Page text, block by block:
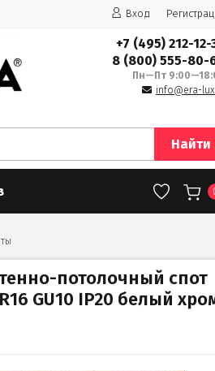
Вход
+7 (495) 212-12-
8 (800) 555-80-
Пн—Пт
info@era-
Найти
потолочный спот
GU10 IP20 белый